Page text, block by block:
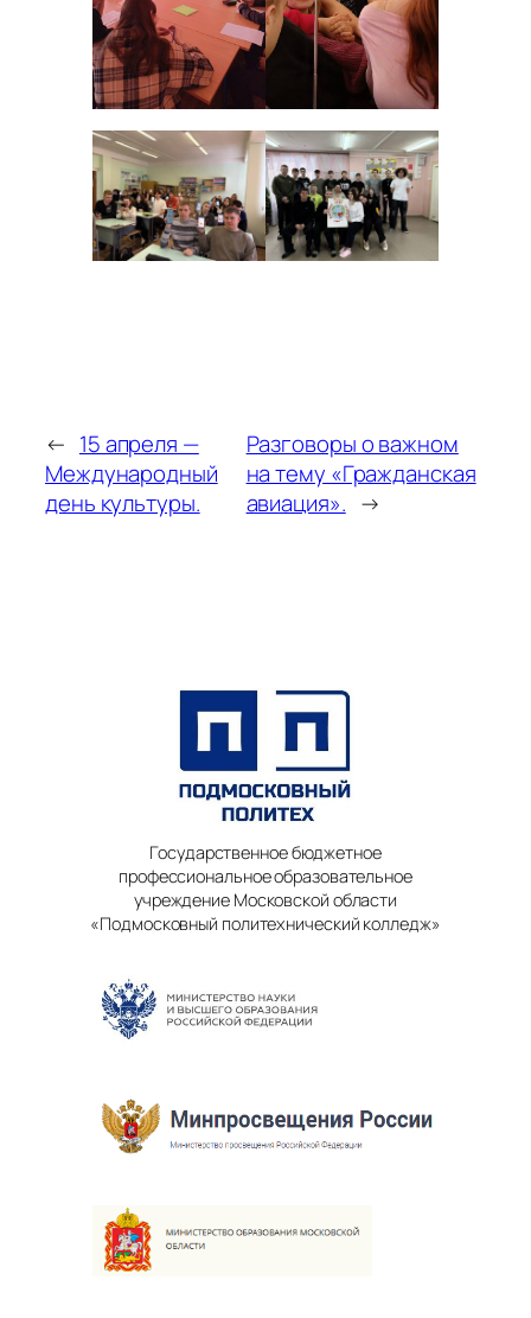
← 15 апреля —
Международный
день культуры.
Разговоры о важном
на тему «Гражданская
авиация». →
Государственное бюджетное
профессиональное образовательное
учреждение Московской области
«Подмосковный политехнический колледж»